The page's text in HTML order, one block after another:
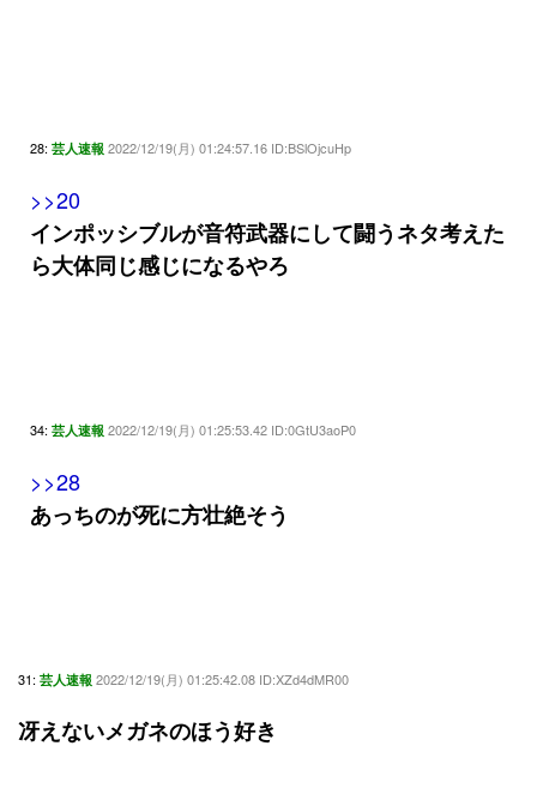
28: 芸人速報 2022/12/19(月) 01:24:57.16 ID:BSlOjcuHp
>>20
インポッシブルが音符武器にして闘うネタ考えた
ら大体同じ感じになるやろ
34: 芸人速報 2022/12/19(月) 01:25:53.42 ID:0GtU3aoP0
>>28
あっちのが死に方壮絶そう
31: 芸人速報 2022/12/19(月) 01:25:42.08 ID:XZd4dMR00
冴えないメガネのほう好き